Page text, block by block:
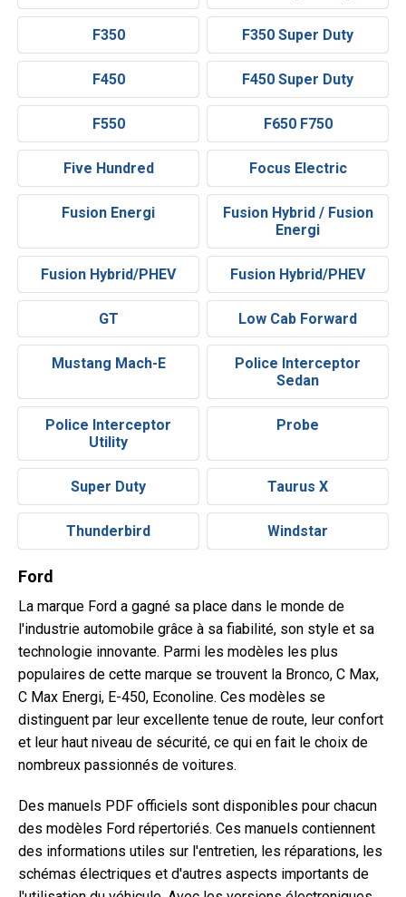
F350 F350 Super Duty
F450 F450 Super Duty
F550 F650 F750
Five Hundred Focus Electric
Fusion Energi
Fusion Hybrid / Fusion
Energi
Fusion Hybrid/PHEV Fusion Hybrid/PHEV
GT Low Cab Forward
Mustang Mach-E
Police Interceptor
Sedan
Police Interceptor
Utility
Probe
Super Duty Taurus X
Thunderbird Windstar
Ford
La marque Ford a gagné sa place dans le monde de
l'industrie automobile grâce à sa fiabilité, son style et sa
technologie innovante. Parmi les modèles les plus
populaires de cette marque se trouvent la Bronco, C Max,
C Max Energi, E-450, Econoline. Ces modèles se
distinguent par leur excellente tenue de route, leur confort
et leur haut niveau de sécurité, ce qui en fait le choix de
nombreux passionnés de voitures.
Des manuels PDF officiels sont disponibles pour chacun
des modèles Ford répertoriés. Ces manuels contiennent
des informations utiles sur l'entretien, les réparations, les
schémas électriques et d'autres aspects importants de